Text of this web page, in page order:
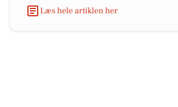
Læs hele artiklen her